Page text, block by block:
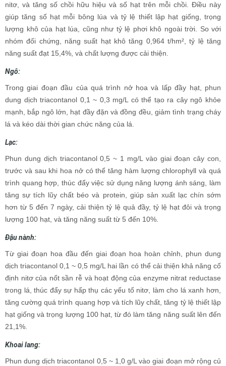
nitơ, và tăng số chồi hữu hiệu và số hạt trên mỗi chồi. Điều này
giúp tăng số hạt mỗi bông lúa và tỷ lệ thiết lập hạt giống, trọng
lượng khô của hạt lúa, cũng như tỷ lệ phơi khô ngoài trời. So với
nhóm đối chứng, năng suất hạt khô tăng 0,964 t/hm², tỷ lệ tăng
năng suất đạt 15,4%, và chất lượng được cải thiện.
Ngô:
Trong giai đoạn đầu của quá trình nở hoa và lấp đầy hạt, phun
dung dịch triacontanol 0,1 ~ 0,3 mg/L có thể tạo ra cây ngô khỏe
mạnh, bắp ngô lớn, hạt đầy đặn và đồng đều, giảm tình trạng cháy
lá và kéo dài thời gian chức năng của lá.
Lạc:
Phun dung dịch triacontanol 0,5 ~ 1 mg/L vào giai đoạn cây con,
trước và sau khi hoa nở có thể tăng hàm lượng chlorophyll và quá
trình quang hợp, thúc đẩy việc sử dụng năng lượng ánh sáng, làm
tăng sự tích lũy chất béo và protein, giúp sản xuất lạc chín sớm
hơn từ 5 đến 7 ngày, cải thiện tỷ lệ quả đầy, tỷ lệ hạt đôi và trọng
lượng 100 hạt, và tăng năng suất từ 5 đến 10%.
Đậu nành:
Từ giai đoạn hoa đầu đến giai đoạn hoa hoàn chỉnh, phun dung
dịch triacontanol 0,1 ~ 0,5 mg/L hai lần có thể cải thiện khả năng cố
định nitơ của nốt sần rễ và hoạt động của enzyme nitrat reductase
trong lá, thúc đẩy sự hấp thụ các yếu tố nitơ, làm cho lá xanh hơn,
tăng cường quá trình quang hợp và tích lũy chất, tăng tỷ lệ thiết lập
hạt giống và trọng lượng 100 hạt, từ đó làm tăng năng suất lên đến
21,1%.
Khoai lang:
Phun dung dịch triacontanol 0,5 ~ 1,0 g/L vào giai đoạn mở rộng củ